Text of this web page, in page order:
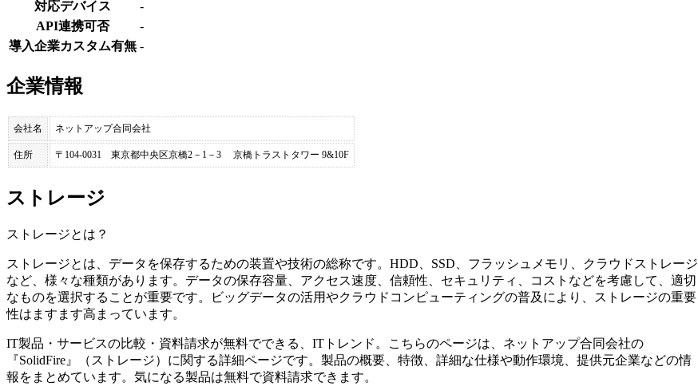
対応デバイス
-
API連携可否
-
導入企業カスタム有無 -
企業情報
会社名 ネットアップ合同会社
住所 〒104-0031 東京都中央区京橋2－1－3 京橋トラストタワー 9&10F
ストレージ
ストレージとは？
ストレージとは、データを保存するための装置や技術の総称です。HDD、SSD、フラッシュメモリ、クラウドストレージ
など、様々な種類があります。データの保存容量、アクセス速度、信頼性、セキュリティ、コストなどを考慮して、適切
なものを選択することが重要です。ビッグデータの活用やクラウドコンピューティングの普及により、ストレージの重要
性はますます高まっています。
IT製品・サービスの比較・資料請求が無料でできる、ITトレンド。こちらのページは、 ネットアップ合同会社の
『SolidFire 』（ ストレージ）に関する詳細ページです。製品の概要、特徴、詳細な仕様や動作環境、提供元企業などの情
報をまとめています。気になる製品は無料で資料請求できます。